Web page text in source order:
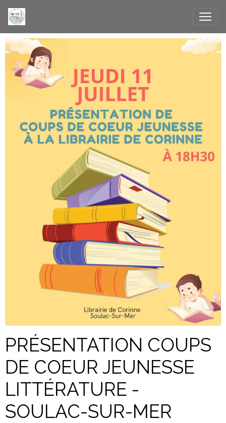
PRÉSENTATION COUPS
DE COEUR JEUNESSE
LITTÉRATURE -
SOULAC-SUR-MER